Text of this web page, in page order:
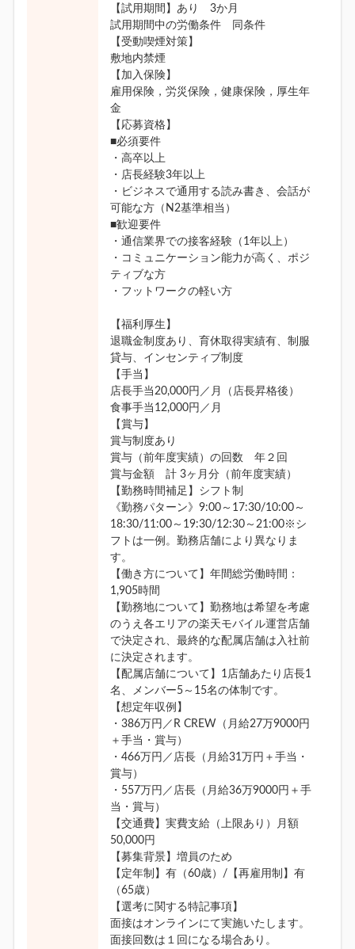
【試用期間】あり 3か月
試用期間中の労働条件 同条件
【受動喫煙対策】
敷地内禁煙
【加入保険】
雇用保険，労災保険，健康保険，厚生年
金
【応募資格】
■必須要件
・高卒以上
・店長経験3年以上
・ビジネスで通用する読み書き、会話が
可能な方（N2基準相当）
■歓迎要件
・通信業界での接客経験（1年以上）
・コミュニケーション能力が高く、ポジ
ティブな方
・フットワークの軽い方
【福利厚生】
退職金制度あり、育休取得実績有、制服
貸与、インセンティブ制度
【手当】
店長手当20,000円／月（店長昇格後）
食事手当12,000円／月
【賞与】
賞与制度あり
賞与（前年度実績）の回数 年２回
賞与金額 計 3ヶ月分（前年度実績）
【勤務時間補足】シフト制
《勤務パターン》9:00～17:30/10:00～
18:30/11:00～19:30/12:30～21:00※シ
フトは一例。勤務店舗により異なりま
す。
【働き方について】年間総労働時間：
1,905時間
【勤務地について】勤務地は希望を考慮
のうえ各エリアの楽天モバイル運営店舗
で決定され、最終的な配属店舗は入社前
に決定されます。
【配属店舗について】1店舗あたり店長1
名、メンバー5～15名の体制です。
【想定年収例】
・386万円／R CREW（月給27万9000円
＋手当・賞与）
・466万円／店長（月給31万円＋手当・
賞与）
・557万円／店長（月給36万9000円＋手
当・賞与）
【交通費】実費支給（上限あり）月額
50,000円
【募集背景】増員のため
【定年制】有（60歳）/【再雇用制】有
（65歳）
【選考に関する特記事項】
面接はオンラインにて実施いたします。
面接回数は１回になる場合あり。